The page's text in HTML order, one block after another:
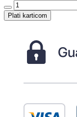
Plati karticom